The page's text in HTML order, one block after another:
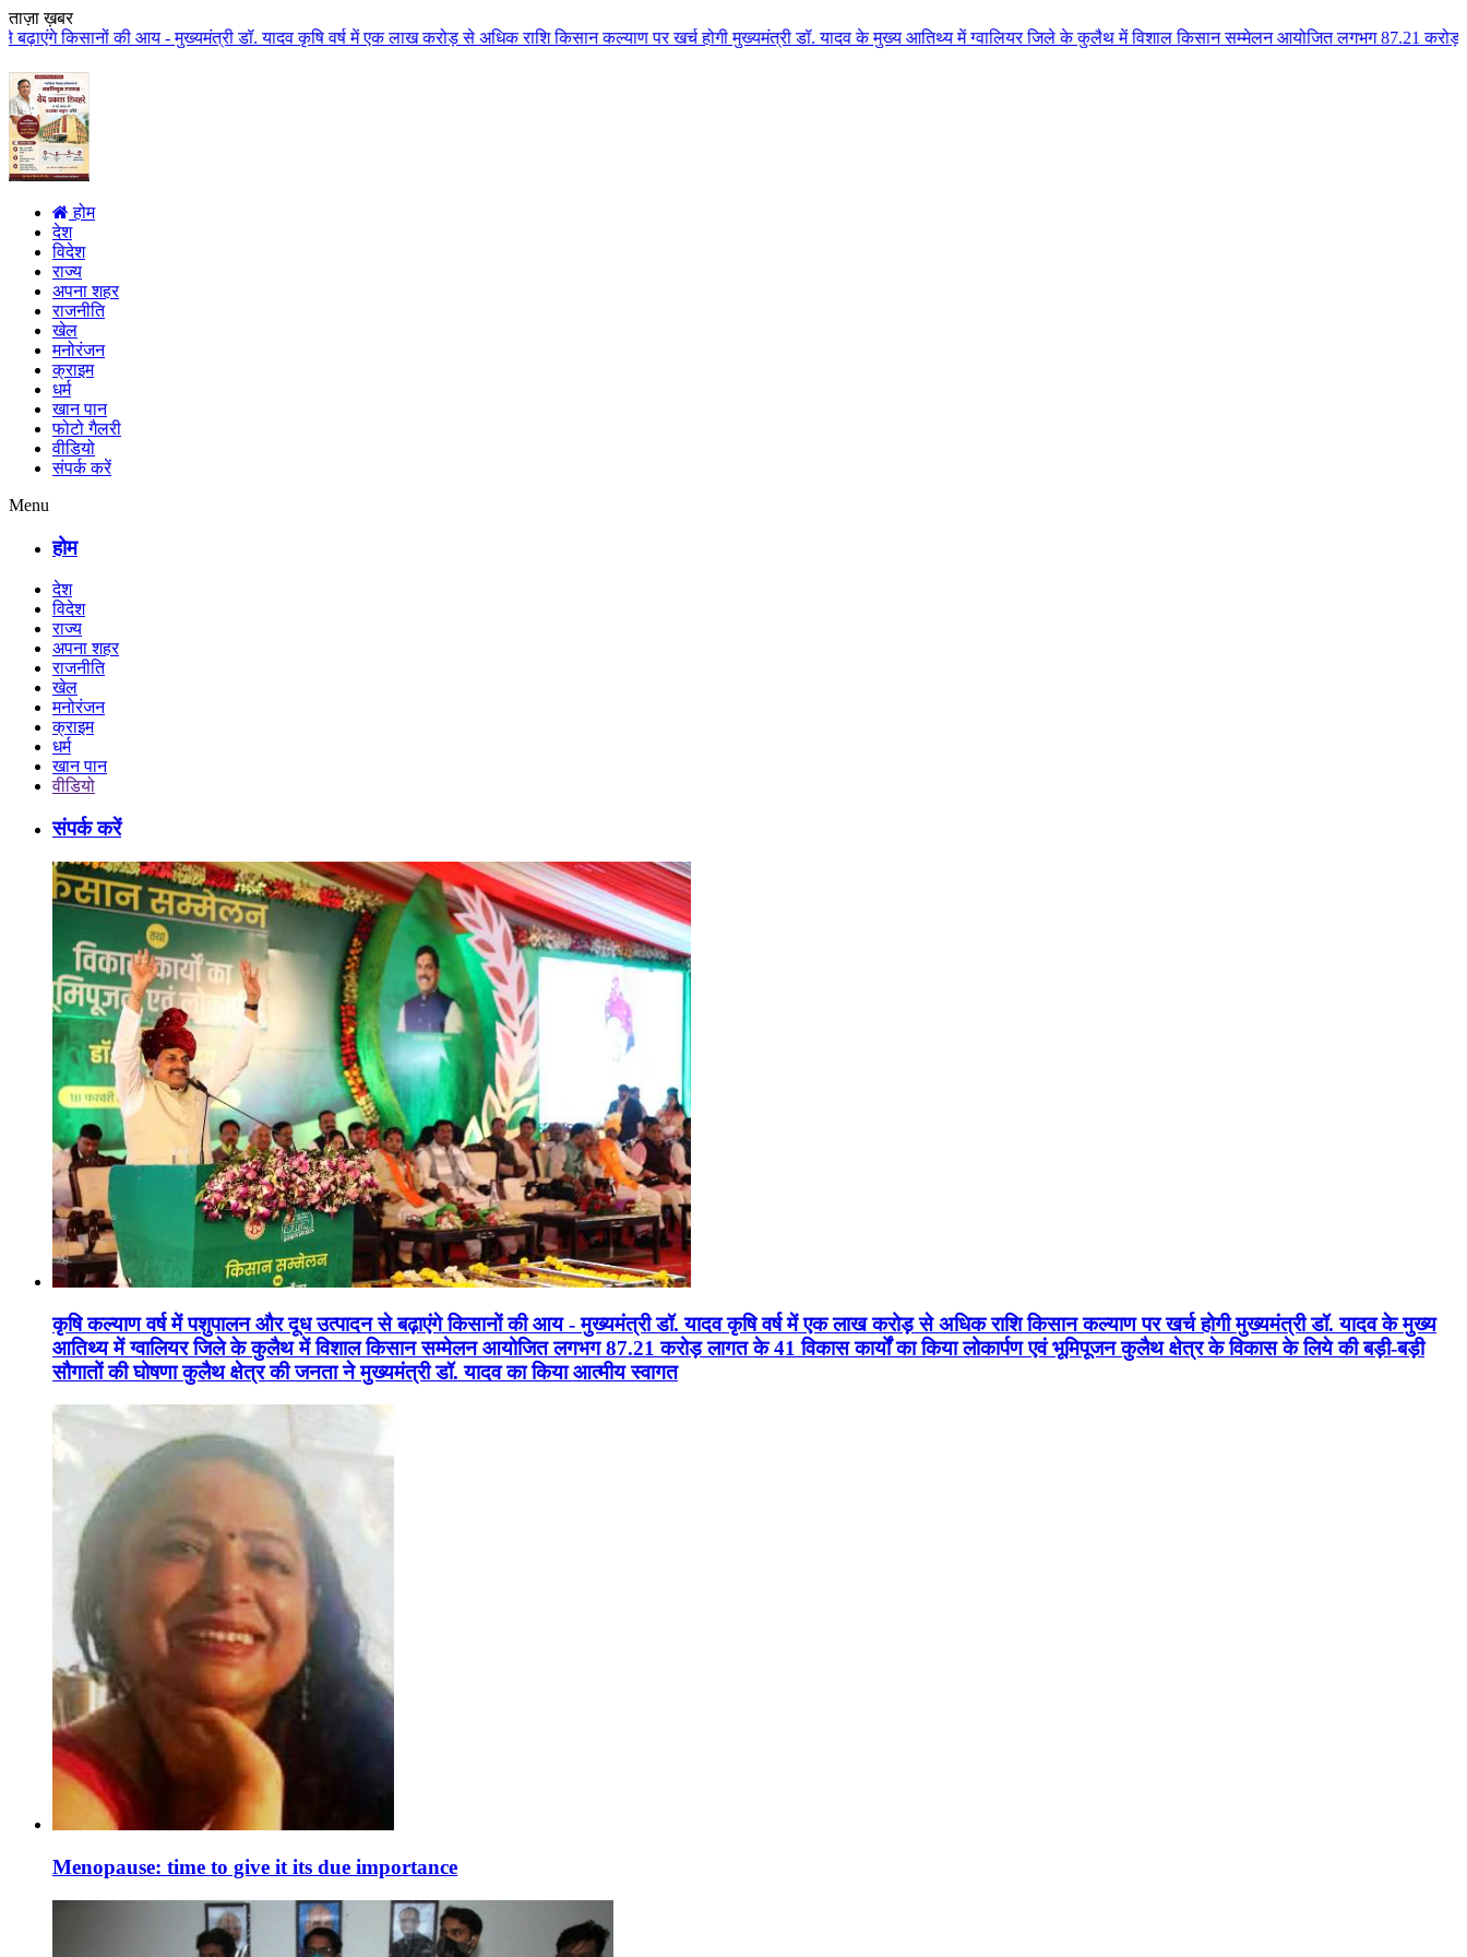
ताज़ा ख़बर
आय - मुख्यमंत्री डॉ. यादव कृषि वर्ष में एक लाख करोड़ से अधिक राशि किसान कल्याण पर खर्च होगी मुख्यमंत्री डॉ. यादव के मुख्य आतिथ्य में ग्वालियर जिले के कुलैथ में विशाल किसान सम्मेलन आयोजित लगभग 87.21 करोड़ लागत के 41
होम
देश
विदेश
राज्य
अपना शहर
राजनीति
खेल
मनोरंजन
क्राइम
धर्म
खान पान
फोटो गैलरी
वीडियो
संपर्क करें
Menu
होम
देश
विदेश
राज्य
अपना शहर
राजनीति
खेल
मनोरंजन
क्राइम
धर्म
खान पान
वीडियो
संपर्क करें
कृषि कल्याण वर्ष में पशुपालन और दूध उत्पादन से बढ़ाएंगे किसानों की आय - मुख्यमंत्री डॉ. यादव कृषि वर्ष में एक लाख करोड़ से अधिक राशि किसान कल्याण पर खर्च होगी मुख्यमंत्री डॉ. यादव के मुख्य
आतिथ्य में ग्वालियर जिले के कुलैथ में विशाल किसान सम्मेलन आयोजित लगभग 87.21 करोड़ लागत के 41 विकास कार्यों का किया लोकार्पण एवं भूमिपूजन कुलैथ क्षेत्र के विकास के लिये की बड़ी-बड़ी
सौगातों की घोषणा कुलैथ क्षेत्र की जनता ने मुख्यमंत्री डॉ. यादव का किया आत्मीय स्वागत
Menopause: time to give it its due importance